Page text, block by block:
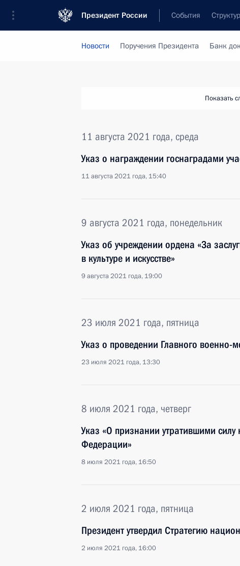
Президент России События
Новости Поручения Президента Банк
Показать
11 августа 2021 года, среда
Указ о награждении госнаградами
11 августа 2021 года, 15:40
9 августа 2021 года, понедельник
Указ об учреждении ордена «За
в культуре и искусстве»
9 августа 2021 года, 19:00
23 июля 2021 года, пятница
Указ о проведении Главного военно-
23 июля 2021 года, 13:30
8 июля 2021 года, четверг
Указ «О признании утратившими силу
Федерации»
8 июля 2021 года, 16:50
2 июля 2021 года, пятница
Президент утвердил Стратегию
2 июля 2021 года, 16:00